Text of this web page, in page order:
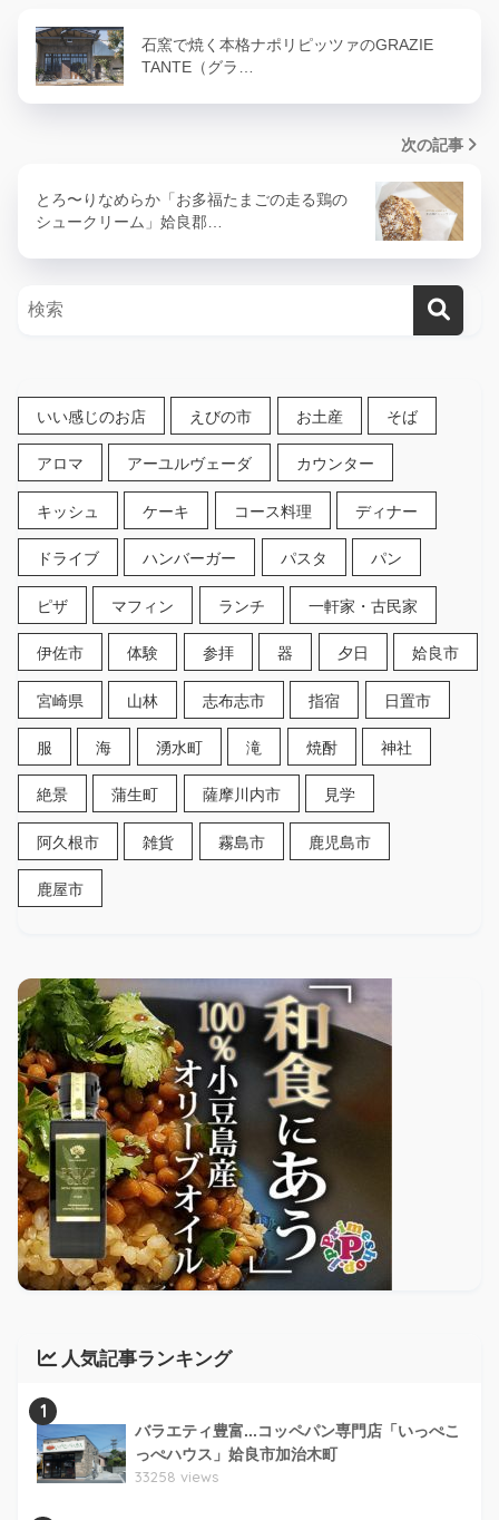
石窯で焼く本格ナポリピッツァのGRAZIE
TANTE（グラ…
次の記事
とろ〜りなめらか「お多福たまごの走る鶏の
シュークリーム」姶良郡…
いい感じのお店 えびの市 お土産 そば
アロマ アーユルヴェーダ カウンター
キッシュ ケーキ コース料理 ディナー
ドライブ ハンバーガー パスタ パン
ピザ マフィン ランチ 一軒家・古民家
伊佐市 体験 参拝 器 夕日 姶良市
宮崎県 山林 志布志市 指宿 日置市
服 海 湧水町 滝 焼酎 神社
絶景 蒲生町 薩摩川内市 見学
阿久根市 雑貨 霧島市 鹿児島市
鹿屋市
人気記事ランキング
1
バラエティ豊富...コッペパン専門店「いっぺこ
っぺハウス」姶良市加治木町
33258 views